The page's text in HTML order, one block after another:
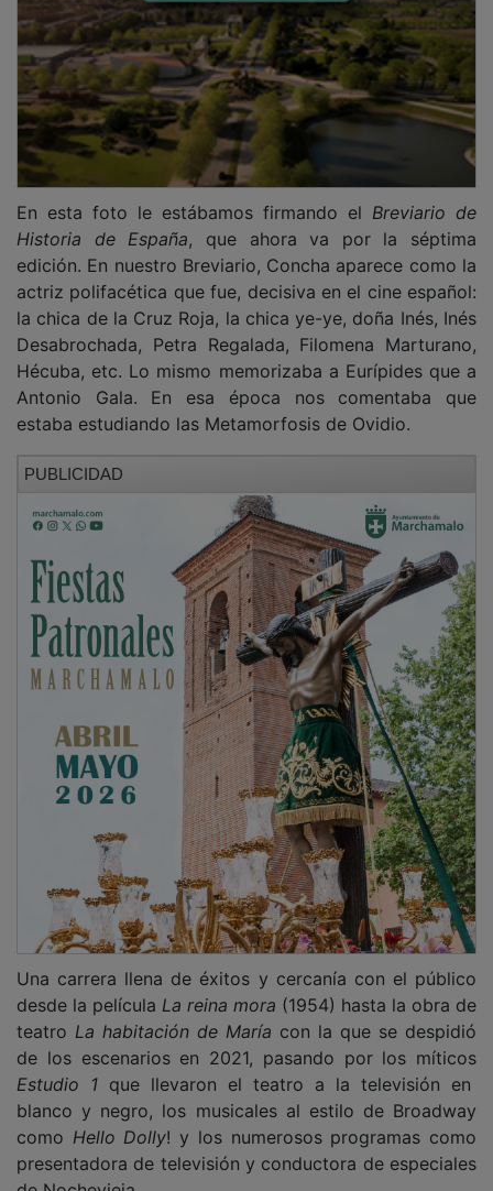
Historia de España, que ahora va por la séptima
edición. En nuestro Breviario, Concha aparece como la
actriz polifacética que fue, decisiva en el cine español:
la chica de la Cruz Roja, la chica ye-ye, doña Inés, Inés
Desabrochada, Petra Regalada, Filomena Marturano,
Hécuba, etc. Lo mismo memorizaba a Eurípides que a
Antonio Gala. En esa época nos comentaba que
estaba estudiando las Metamorfosis de Ovidio.
desde la película La reina mora (1954) hasta la obra de
teatro La habitación de Maríacon la que se despidió
de los escenarios en 2021, pasando por los míticos
Estudio 1que llevaron el teatro a la televisión en
blanco y negro, los musicales al estilo de Broadway
comoHello Dolly! y los numerosos programas como
presentadora de televisión y conductora de especiales
de Nochevieja.